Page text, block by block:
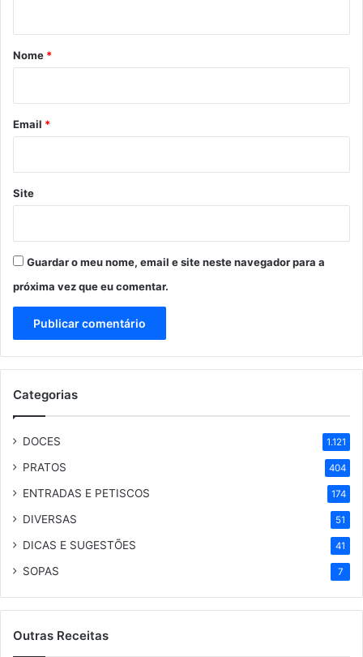
r
*
Nome *
Email *
Site
Guardar o meu nome, email e site neste navegador para a
próxima vez que eu comentar.
Categorias
DOCES 1.121
PRATOS 404
ENTRADAS E PETISCOS 174
DIVERSAS 51
DICAS E SUGESTÕES 41
SOPAS 7
Outras Receitas